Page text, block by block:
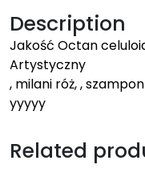
Description
Jakość Octan
Artystyczny
, milani róż, ,
yyyyy
Related